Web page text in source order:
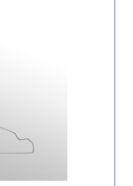
perfekten